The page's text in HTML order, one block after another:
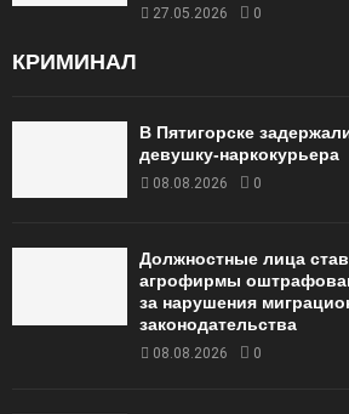
27.05.2026 0
КРИМИНАЛ
В Пятигорске
девушку-наркокурьера
08.08.2026 0
Должностные лица
агрофирмы
за нарушения
законодательства
08.08.2026 0